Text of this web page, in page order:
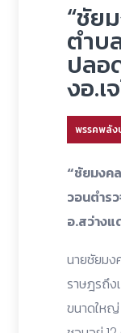
“ชัย
ตำบ
ปลอ
งอ.
พรรคพลัง
“ชัยมงค
วอนตำร
อ.สว่าง
นายชัยมง
ราษฎรถึง
ขนาดให